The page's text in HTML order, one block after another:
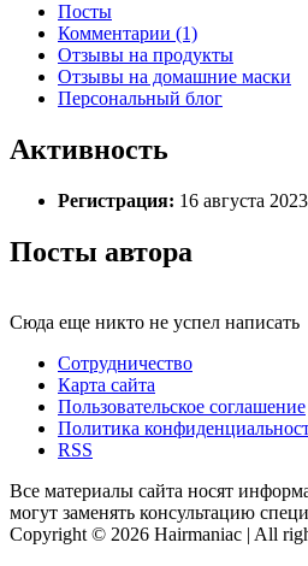
Посты
Комментарии (1)
Отзывы на продукты
Отзывы на домашние маски
Персональный блог
Активность
Регистрация: 16 августа
Посты автора
Сюда еще никто не успел написать
Сотрудничество
Карта сайта
Пользовательское соглашение
Политика
RSS
Все материалы сайта носят
могут заменять консультацию
Copyright © 2026 Hairmaniac | All